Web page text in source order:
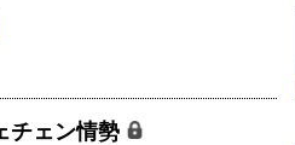
チェン情勢